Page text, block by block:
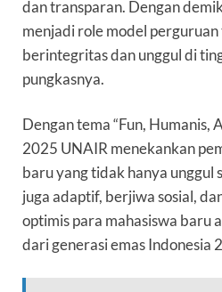
dan transparan. Dengan
menjadi role model
berintegritas dan unggul di
pungkasnya.
Dengan tema “Fun, Humanis,
2025 UNAIR menekankan
baru yang tidak hanya
juga adaptif, berjiwa sosial,
optimis para mahasiswa baru
dari generasi emas Indonesia